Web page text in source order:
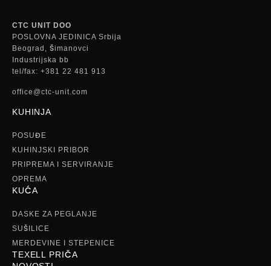
CTC UNIT DOO
POSLOVNA JEDINICA Srbija
Beograd, Šimanovci
Industrijska bb
tel/fax: +381 22 481 913
office@ctc-unit.com
KUHINJA
POSUĐE
KUHINJSKI PRIBOR
PRIPREMA I SERVIRANJE
OPREMA
KUĆA
DASKE ZA PEGLANJE
SUŠILICE
MERDEVINE I STEPENICE
TEXELL PRIČA